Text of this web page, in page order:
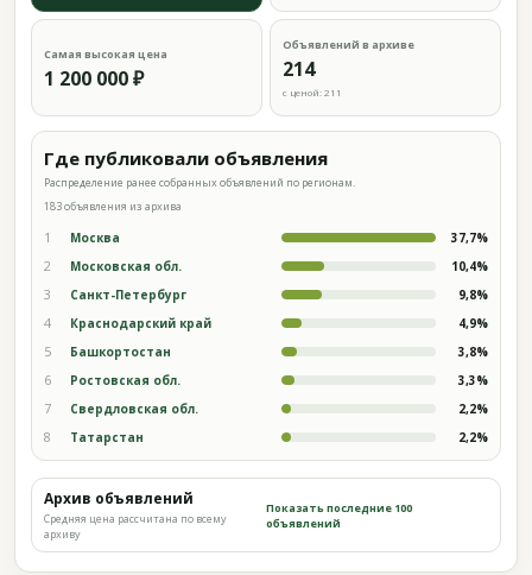
Самая высокая цена
1 200 000 ₽
Объявлений в архиве
214
с ценой: 211
Где публиковали объявления
Распределение ранее собранных объявлений по регионам.
183 объявления из архива
1 Москва 37,7%
2 Московская обл. 10,4%
3 Санкт-Петербург 9,8%
4 Краснодарский край 4,9%
5 Башкортостан 3,8%
6 Ростовская обл. 3,3%
7 Свердловская обл. 2,2%
8 Татарстан 2,2%
Архив объявлений
Средняя цена рассчитана по всему
архиву
Показать последние 100
объявлений